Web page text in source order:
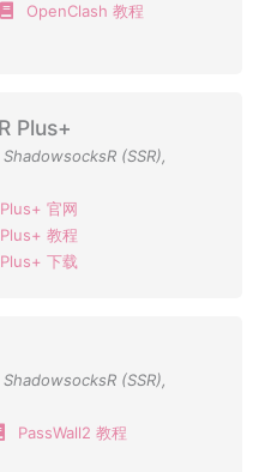
OpenClash 教程
Plus+
ShadowsocksR (SSR),
官网
教程
下载
ShadowsocksR (SSR),
PassWall2 教程